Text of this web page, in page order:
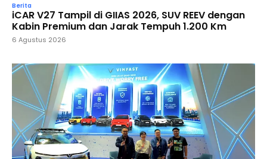
Berita
iCAR V27 Tampil di GIIAS 2026, SUV REEV dengan
Kabin Premium dan Jarak Tempuh 1.200 Km
6 Agustus 2026